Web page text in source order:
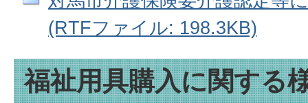
(RTFファイル: 198.3KB)
福祉用具購入に関する